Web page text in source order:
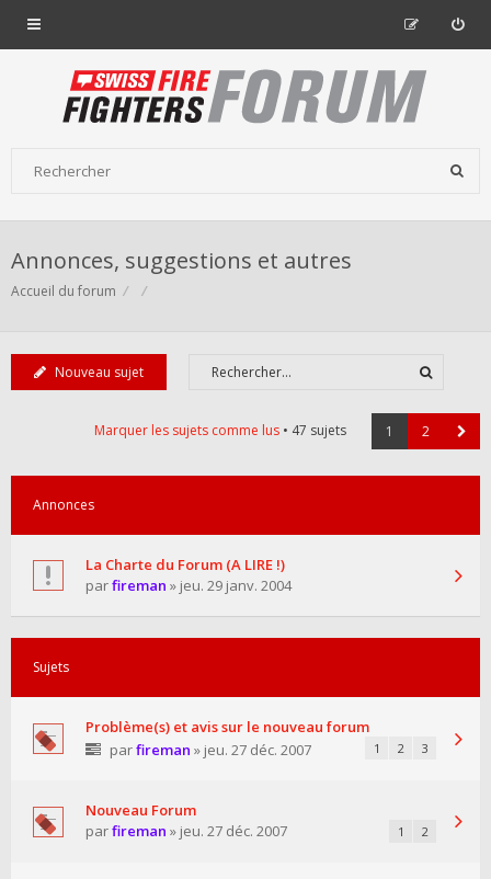
Annonces, suggestions et autres
Accueil du forum
Nouveau sujet
Marquer les sujets comme lus • 47 sujets 1 2
Annonces
La Charte du Forum (A LIRE !)
parfireman » jeu. 29 janv. 2004
Sujets
Problème(s) et avis sur le nouveau forum
parfireman » jeu. 27 déc. 2007 1 2 3
Nouveau Forum
parfireman » jeu. 27 déc. 2007 1 2